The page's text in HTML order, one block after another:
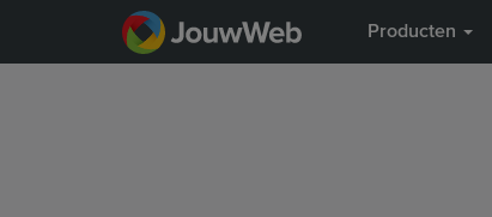
Producten